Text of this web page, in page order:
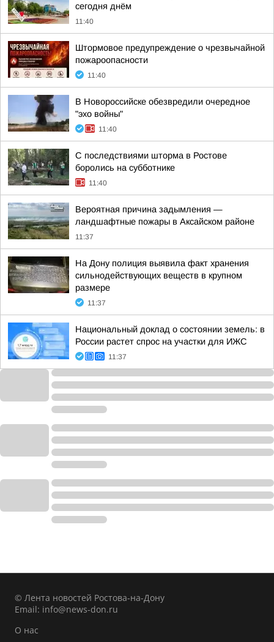
сегодня днём
11:40
Штормовое предупреждение о чрезвычайной
пожароопасности
11:40
В Новороссийске обезвредили очередное
"эхо войны"
11:40
С последствиями шторма в Ростове
боролись на субботнике
11:40
Вероятная причина задымления —
ландшафтные пожары в Аксайском районе
11:37
На Дону полиция выявила факт хранения
сильнодействующих веществ в крупном
размере
11:37
Национальный доклад о состоянии земель: в
России растет спрос на участки для ИЖС
11:37
© Лента новостей Ростова-на-Дону
Email: info@news-don.ru
О нас